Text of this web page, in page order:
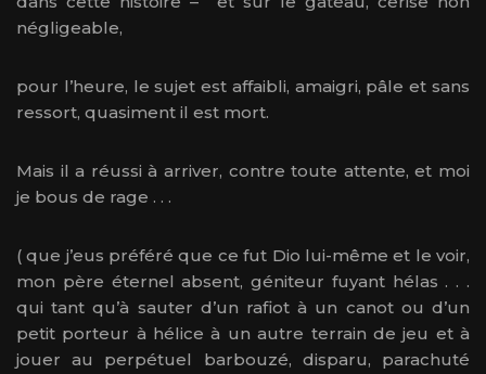
négligeable,
pour l’heure, le sujet est affaibli, amaigri, pâle et sans
ressort, quasiment il est mort.
Mais il a réussi à arriver, contre toute attente, et moi
je bous de rage . . .
( que j’eus préféré que ce fut Dio lui-même et le voir,
mon père éternel absent, géniteur fuyant hélas . . .
qui tant qu’à sauter d’un rafiot à un canot ou d’un
petit porteur à hélice à un autre terrain de jeu et à
jouer au perpétuel barbouzé, disparu, parachuté